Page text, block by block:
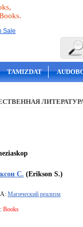
Sale
TAMIZDAT
С. (Erikson S.)
Магический реализм
Books